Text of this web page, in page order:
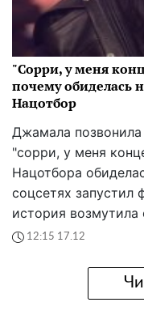
"Сорри, у меня
почему обиделась
Нацотбор
Джамала
"сорри, у меня
Нацотбора
соцсетях запустил
история возмутила
12:15 17.12